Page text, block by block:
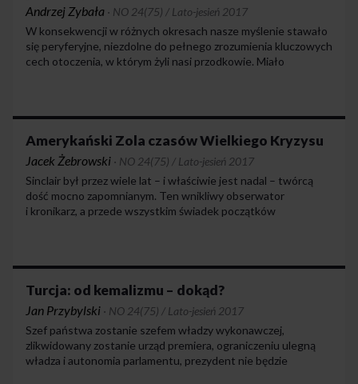
Andrzej Zybała · NO 24(75) / Lato-jesień 2017
W konsekwencji w różnych okresach nasze myślenie stawało
się peryferyjne, niezdolne do pełnego zrozumienia kluczowych
cech otoczenia, w którym żyli nasi przodkowie. Miało
na argumenty i ich konfrontowanie, skłonność
do weryfikowania sądów, odróżniania zobiektywizowanych
danych od subiektywnych opinii itp.
Amerykański Zola czasów Wielkiego Kryzysu
Jacek Żebrowski · NO 24(75) / Lato-jesień 2017
Sinclair był przez wiele lat – i właściwie jest nadal – twórcą
dość mocno zapomnianym. Ten wnikliwy obserwator
i kronikarz, a przede wszystkim świadek początków
powieści są doskonałą analizą kapitalistycznego systemu
i kultu pieniądza, który Amerykanie „wypromowali” później
na cały glob.
Turcja: od kemalizmu – dokąd?
Jan Przybylski · NO 24(75) / Lato-jesień 2017
Szef państwa zostanie szefem władzy wykonawczej,
zlikwidowany zostanie urząd premiera, ograniczeniu ulegną
władza i autonomia parlamentu, prezydent nie będzie